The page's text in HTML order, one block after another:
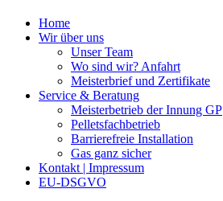
Home
Wir über uns
Unser Team
Wo sind wir? Anfahrt
Meisterbrief und Zertifikate
Service & Beratung
Meisterbetrieb der Innung GP
Pelletsfachbetrieb
Barrierefreie Installation
Gas ganz sicher
Kontakt | Impressum
EU-DSGVO